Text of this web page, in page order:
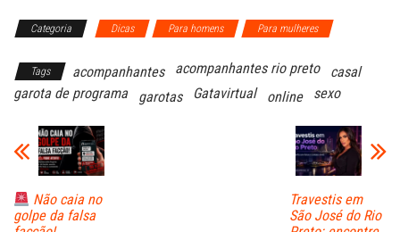
Categoria Dicas Para homens Para mulheres
Tags acompanhantes acompanhantes rio preto
casal
garota de programa
garotas Gatavirtual online sexo
Não caia no
golpe da falsa
Travestis em
São José do Rio